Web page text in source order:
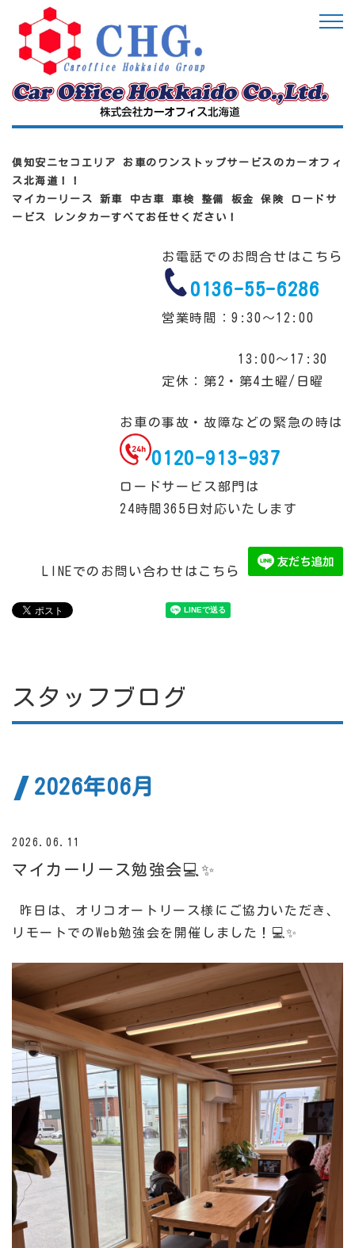
倶知安ニセコエリア お車のワンストップサービスのカーオフィ
ス北海道！！
マイカーリース 新車 中古車 車検 整備 板金 保険 ロードサ
ービス レンタカーすべてお任せください！
お電話でのお問合せはこちら
0136-55-6286
営業時間：9:30～12:00
13:00～17:30
定休：第2・第4土曜/日曜
お車の事故・故障などの緊急の時は
0120-913-937
ロードサービス部門は
24時間365日対応いたします
LINEでのお問い合わせはこちら
スタッフブログ
2026年06月
2026.06.11
マイカーリース勉強会💻✨
昨日は、オリコオートリース様にご協力いただき、
リモートでのWeb勉強会を開催しました！💻✨